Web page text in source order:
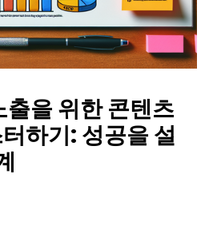
출을 위한 콘텐츠
하기: 성공을 설